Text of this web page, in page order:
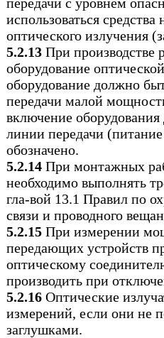
использоваться
оптического излучения
5.2.13 При производстве
оборудование
оборудование должно
передачи малой
включение
линии передачи
обозначено.
5.2.14 При монтажных
необходимо выполнять
гла-вой 13.1 Правил по
связи и проводного
5.2.15 При измерении
передающих устройств
оптическому
производить при
5.2.16 Оптические
измерений, если они не
заглушками.